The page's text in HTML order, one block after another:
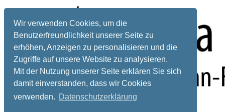
Wir verwenden Cookies, um die
Benutzerfreundlichkeit unserer Seite zu
erhöhen, Anzeigen zu personalisieren und die
Zugriffe auf unsere Website zu analysieren.
Mit der Nutzung unserer Seite erklären Sie sich
damit einverstanden, dass wir Cookies
verwenden. Datenschutzerklärung